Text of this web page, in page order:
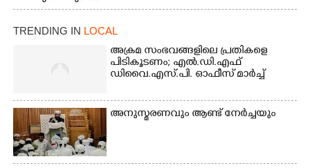
എറണാകുളം മേനകയിൽ
നിന്നുള്ള കാഴ്ച
TRENDING IN LOCAL
അക്രമ സംഭവങ്ങളിലെ പ്രതികളെ
പിടികൂടണം; എൽ.ഡി.എഫ്
ഡിവൈ.എസ്.പി. ഓഫീസ് മാർച്ച്
അനുസ്മരണവും ആണ്ട് നേർച്ചയും